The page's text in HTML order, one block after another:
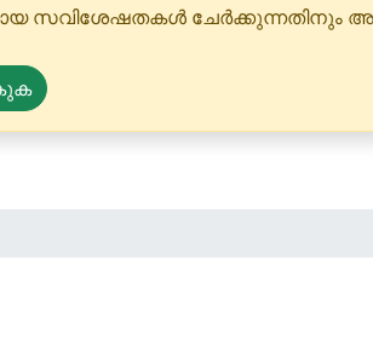
സവിശേഷതകൾ ചേർക്കുന്നതിനും